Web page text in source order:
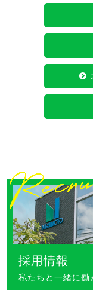
採用情報
私たちと一緒に働